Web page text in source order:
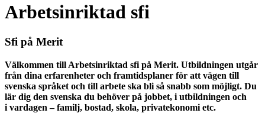
Arbetsinriktad sfi
Sfi på Merit
Välkommen till Arbetsinriktad sfi på Merit. Utbildningen utgår
från dina erfarenheter och framtidsplaner för att vägen till
svenska språket och till arbete ska bli så snabb som möjligt. Du
lär dig den svenska du behöver på jobbet, i utbildningen och
i vardagen – familj, bostad, skola, privatekonomi etc.